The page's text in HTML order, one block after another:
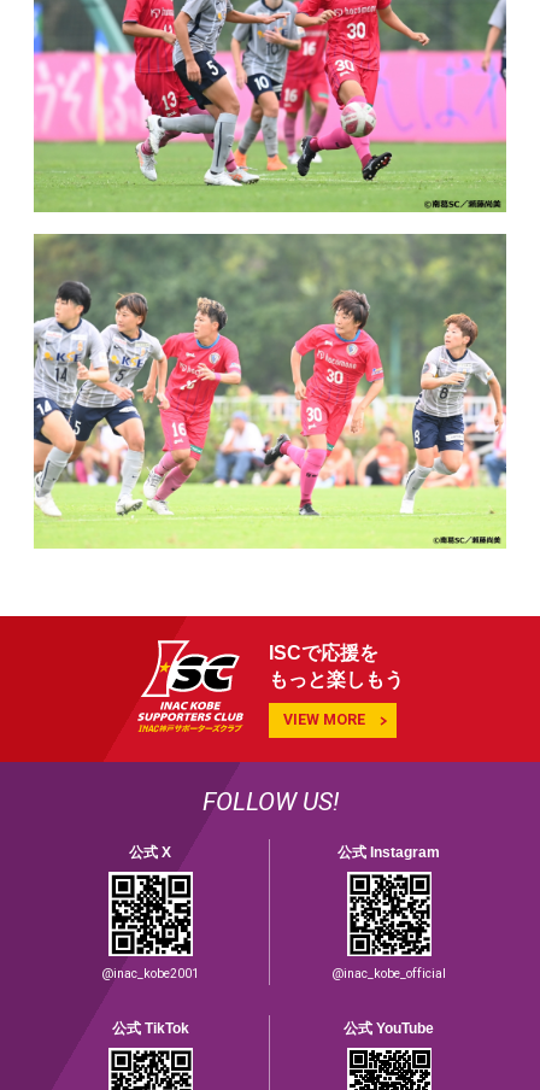
ISCで応援を
もっと楽しもう
VIEW MORE
FOLLOW US!
公式 X
@inac_kobe2001
公式 Instagram
@inac_kobe_official
公式 TikTok 公式 YouTube